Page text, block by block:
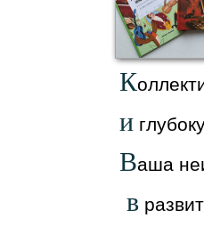
К
и
Ваша
в